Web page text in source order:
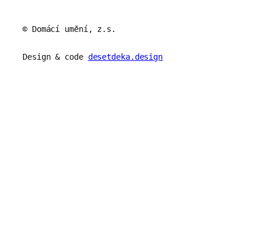
© Domácí umění, z.s.
Design & code desetdeka.design